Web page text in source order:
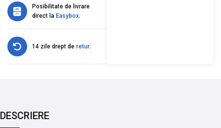
Posibilitate de livrare
direct la Easybox.
14 zile drept de retur.
DESCRIERE